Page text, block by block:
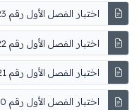
اختبار الفصل الأول رقم 23
اختبار الفصل الأول رقم 22
اختبار الفصل الأول رقم 21
اختبار الفصل الأول رقم 20